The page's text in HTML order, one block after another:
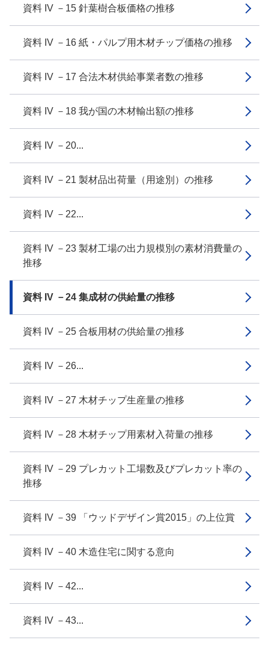
資料 IV －15 針葉樹合板価格の推移
資料 IV －16 紙・パルプ用木材チップ価格の推移
資料 IV －17 合法木材供給事業者数の推移
資料 IV －18 我が国の木材輸出額の推移
資料 IV －20...
資料 IV －21 製材品出荷量（用途別）の推移
資料 IV －22...
資料 IV －23 製材工場の出力規模別の素材消費量の
推移
資料 IV －24 集成材の供給量の推移
資料 IV －25 合板用材の供給量の推移
資料 IV －26...
資料 IV －27 木材チップ生産量の推移
資料 IV －28 木材チップ用素材入荷量の推移
資料 IV －29 プレカット工場数及びプレカット率の
推移
資料 IV －39 「ウッドデザイン賞2015」の上位賞
資料 IV －40 木造住宅に関する意向
資料 IV －42...
資料 IV －43...